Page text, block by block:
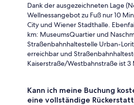
Dank der ausgezeichneten Lage
Wellnessangebot zu Fuß nur 10
City und Wiener Stadthalle.
km: MuseumsQuartier und
Straßenbahnhaltestelle Urban-
erreichbar und
Kaiserstraße/Westbahnstraße ist
Kann ich meine Buchung
eine vollständige